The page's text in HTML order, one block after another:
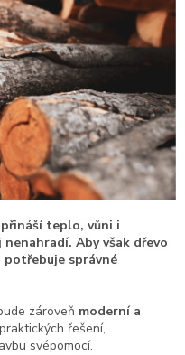
teplo, vůni i
Aby však dřevo
správné
zároveň moderní a
řešení,
svépomocí.